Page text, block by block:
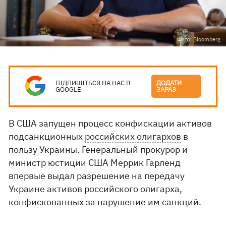
Фото: Bloomberg
ПІДПИШІТЬСЯ НА НАС В
GOOGLE
ДОДАТИ
ЗАРАЗ
В США запущен процесс конфискации активов
подсанкционных российских олигархов в
пользу Украины. Генеральный прокурор и
министр юстиции США Меррик Гарленд
впервые выдал разрешение на передачу
Украине активов российского олигарха,
конфискованных за нарушение им санкций.